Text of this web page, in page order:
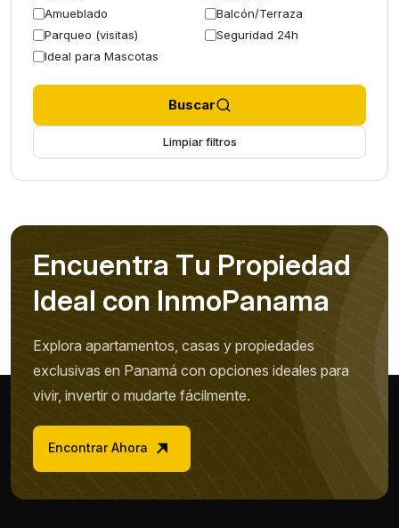
Amueblado
Balcón/Terraza
Parqueo (visitas)
Seguridad 24h
Ideal para Mascotas
Buscar
Limpiar filtros
Encuentra Tu Propiedad
Ideal con InmoPanama
Explora apartamentos, casas y propiedades
exclusivas en Panamá con opciones ideales para
vivir, invertir o mudarte fácilmente.
Encontrar Ahora